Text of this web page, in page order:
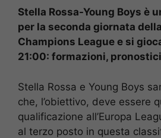
Stella Rossa-Young Boys è
per la seconda giornata
Champions League e si
21:00: formazioni,
Stella Rossa e Young Boys
che, l’obiettivo, deve essere
qualificazione all’Europa
al terzo posto in questa